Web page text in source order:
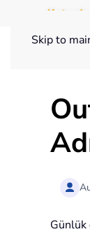
Skip to
Kutools
Günlük